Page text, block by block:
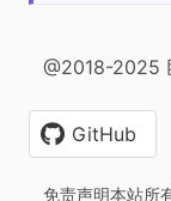
@2018-2025
GitHub
免责声明本站所